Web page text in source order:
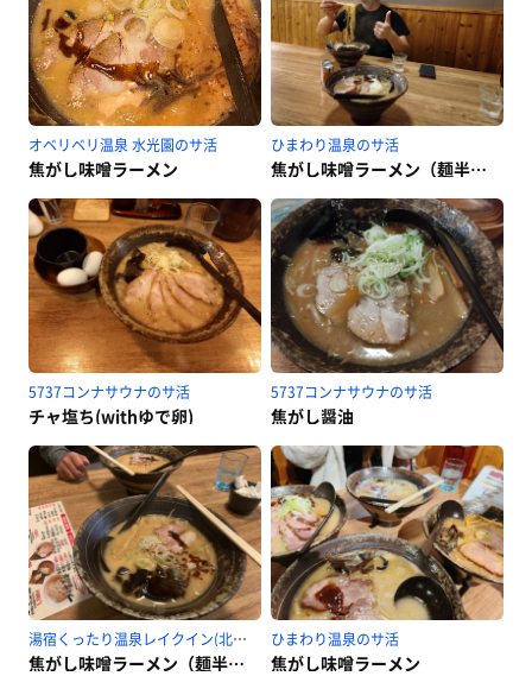
オベリベリ温泉 水光園のサ活
焦がし味噌ラーメン
ひまわり温泉のサ活
焦がし味噌ラーメン（麺半分）
5737コンナサウナのサ活
チャ塩ち(withゆで卵)
5737コンナサウナのサ活
焦がし醤油
湯宿くったり温泉レイクイン(北海道アヴァント)のサ活
焦がし味噌ラーメン（麺半分） ゆで卵２個
ひまわり温泉のサ活
焦がし味噌ラーメン